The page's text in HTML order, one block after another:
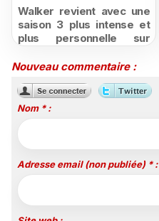
Walker revient avec une
saison 3 plus intense et
plus personnelle sur
Nouveau commentaire :
Nom * :
Adresse email (non publiée) * :